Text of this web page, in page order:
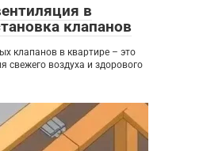
в
клапанов
клапанов в квартире – это
свежего воздуха и здорового